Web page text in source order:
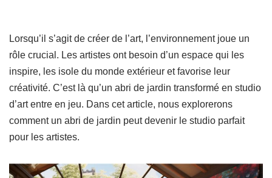
Lorsqu’il s’agit de créer de l’art, l’environnement joue un
rôle crucial. Les artistes ont besoin d’un espace qui les
inspire, les isole du monde extérieur et favorise leur
créativité. C’est là qu’un abri de jardin transformé en studio
d’art entre en jeu. Dans cet article, nous explorerons
comment un abri de jardin peut devenir le studio parfait
pour les artistes.